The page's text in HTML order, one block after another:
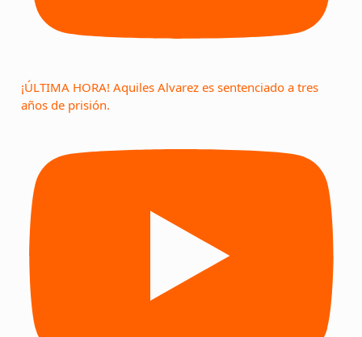
¡ÚLTIMA HORA! Aquiles Alvarez es sentenciado a tres
años de prisión.